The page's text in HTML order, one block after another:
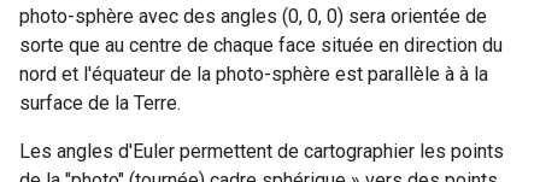
photo-sphère avec des angles (0, 0, 0) sera orientée de
sorte que au centre de chaque face située en direction du
nord et l'équateur de la photo-sphère est parallèle à à la
surface de la Terre.
Les angles d'Euler permettent de cartographier les points